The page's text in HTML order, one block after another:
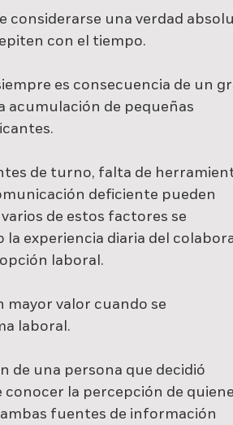
considerarse una verdad
con el tiempo.
es consecuencia de un
acumulación de pequeñas
de turno, falta de
deficiente pueden
de estos factores se
experiencia diaria del
laboral.
mayor valor cuando se
laboral.
de una persona que decidió
la percepción de
fuentes de información